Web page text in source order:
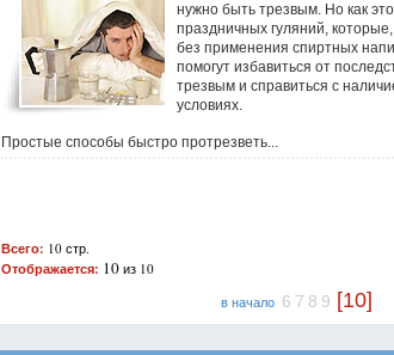
нужно быть трезвым. Но как
праздничных гуляний,
без применения спиртных
помогут избавиться от
трезвым и справиться с
условиях.
Простые способы быстро протрезветь...
Всего: 10 стр.
Отображается: 10из 10
в начало 6 7 8 9 [10]